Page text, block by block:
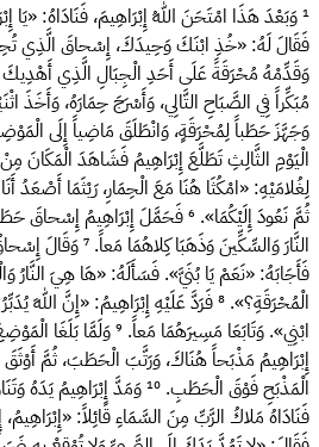
¹وَبَعْدَ هَذَا امْتَحَنَ اللهُ إِبْرَاهِيمَ، فَنَادَاهُ: «يَا
فَقَالَ لَهُ: «خُذِ ابْنَكَ وَحِيدَكَ، إِسْحاقَ الَّذِي
وَقَدِّمْهُ مُحْرَقَةً عَلَى أَحَدِ الْجِبَالِ الَّذِي أَهْدِيكَ
مُبَكِّراً فِي الصَّبَاحِ التَّالِي، وَأَسْرَجَ حِمَارَهُ، وَأَخَذَ
وَجَهَّزَ حَطَباً لِمُحْرَقَةٍ، وَانْطَلَقَ مَاضِياً إِلَى
الْيَوْمِ الثَّالِثِ تَطَلَّعَ إِبْرَاهِيمُ فَشَاهَدَ الْمَكَانَ
لِغُلامَيْهِ: «امْكُثَا هُنَا مَعَ الْحِمَارِ، رَيْثَمَا أَصْعَدُ
ثُمَّ نَعُودَ إِلَيْكُمَا». ⁶فَحَمَّلَ إِبْرَاهِيمُ إِسْحاقَ
النَّارَ وَالسِّكِّينَ وَذَهَبَا كِلاهُمَا مَعاً. ⁷وَقَالَ
فَأَجَابَهُ: «نَعَمْ يَا بُنَيَّ». فَسَأَلَهُ: «هَا هِيَ
الْمُحْرَقَةِ؟». ⁸فَرَدَّ عَلَيْهِ إِبْرَاهِيمُ: «إِنَّ اللهَ
ابْنِي». وَتَابَعَا مَسِيرَهُمَا مَعاً. ⁹وَلَمَّا بَلَغَا
إِبْرَاهِيمُ مَذْبَحاً هُنَاكَ، وَرَتَّبَ الْحَطَبَ، ثُمَّ
الْمَذْبَحِ فَوْقَ الْحَطَبِ. ¹⁰وَمَدَّ إِبْرَاهِيمُ يَدَهُ
فَنَادَاهُ مَلاكُ الرَّبِّ مِنَ السَّمَاءِ قَائِلاً: